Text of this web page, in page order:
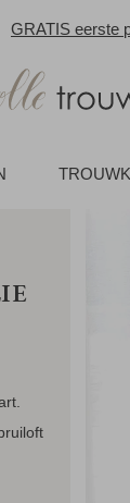
GRATIS eerste